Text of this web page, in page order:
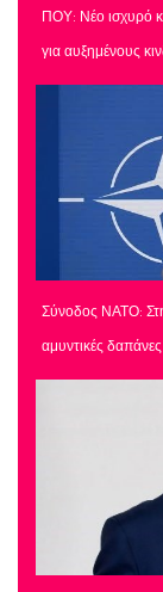
ΠΟΥ: Νέο ισχυρό
για αυξημένους
Σύνοδος ΝΑΤΟ:
αμυντικές δαπάνες